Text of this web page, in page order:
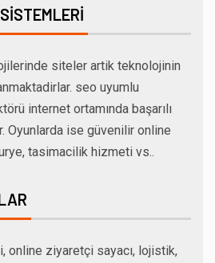
siteler artik teknolojinin
seo uyumlu
internet ortamında başarılı
Oyunlarda ise güvenilir online
tasimacilik hizmeti vs..
online ziyaretçi sayacı, lojistik,